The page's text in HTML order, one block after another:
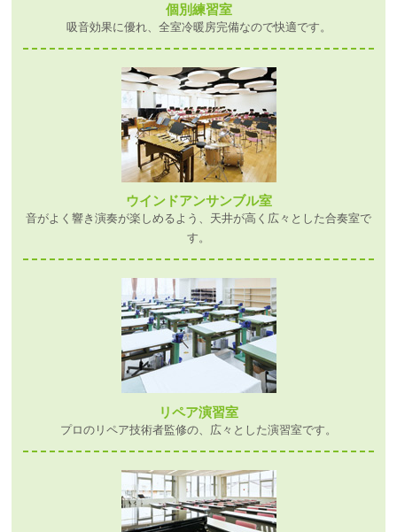
個別練習室
吸音効果に優れ、全室冷暖房完備なので快適です。
ウインドアンサンブル室
音がよく響き演奏が楽しめるよう、天井が高く広々とした合奏室で
す。
リペア演習室
プロのリペア技術者監修の、広々とした演習室です。